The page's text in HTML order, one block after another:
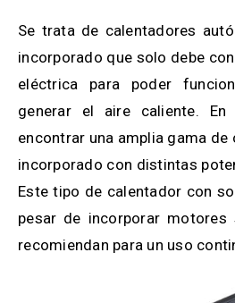
Se trata de calentadores
incorporado que solo debe
eléctrica para poder
generar el aire caliente. En
encontrar una amplia gama
incorporado con distintas
Este tipo de calentador con
pesar de incorporar motores
recomiendan para un uso